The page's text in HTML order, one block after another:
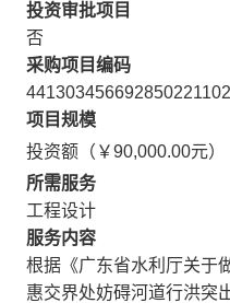
投资审批项目
否
采购项目编码
项目规模
投资额（￥90,000.00元）
所需服务
工程设计
服务内容
根据《广东省水利厅关于
惠交界处妨碍河道行洪突